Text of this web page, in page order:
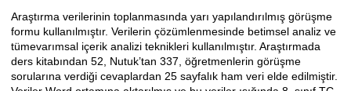
Araştırma verilerinin toplanmasında yarı yapılandırılmış görüşme
formu kullanılmıştır. Verilerin çözümlenmesinde betimsel analiz ve
tümevarımsal içerik analizi teknikleri kullanılmıştır. Araştırmada
ders kitabından 52, Nutuk’tan 337, öğretmenlerin görüşme
sorularına verdiği cevaplardan 25 sayfalık ham veri elde edilmiştir.